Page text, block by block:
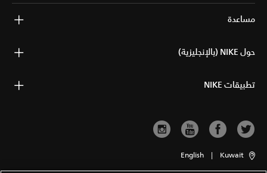
مساعدة
حول NIKE (بالإنجليزية)
تطبيقات NIKE
Kuwait
|
English